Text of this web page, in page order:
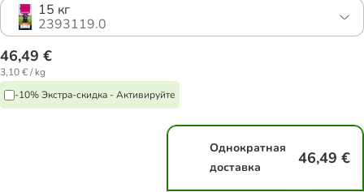
15 кг
2393119.0
46,49 €
3,10 € / kg
-10% Экстра-скидка - Активируйте
Однократная
доставка
46,49 €